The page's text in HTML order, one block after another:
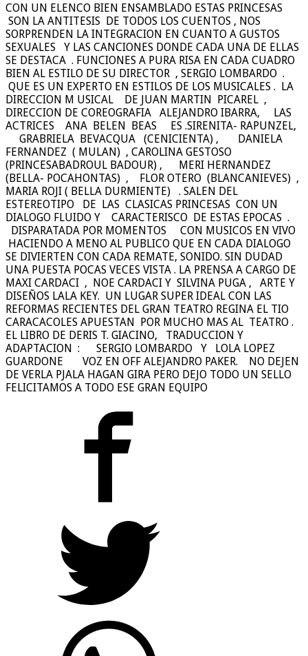
CON UN ELENCO BIEN ENSAMBLADO ESTAS PRINCESAS
SON LA ANTITESIS DE TODOS LOS CUENTOS , NOS
SORPRENDEN LA INTEGRACION EN CUANTO A GUSTOS
SEXUALES Y LAS CANCIONES DONDE CADA UNA DE ELLAS
SE DESTACA . FUNCIONES A PURA RISA EN CADA CUADRO
BIEN AL ESTILO DE SU DIRECTOR , SERGIO LOMBARDO .
QUE ES UN EXPERTO EN ESTILOS DE LOS MUSICALES . LA
DIRECCION M USICAL DE JUAN MARTIN PICAREL ,
DIRECCION DE COREOGRAFIA ALEJANDRO IBARRA, LAS
ACTRICES ANA BELEN BEAS ES .SIRENITA- RAPUNZEL,
GRABRIELA BEVACQUA (CENICIENTA) , DANIELA
FERNANDEZ ( MULAN) , CAROLINA GESTOSO
(PRINCESABADROUL BADOUR) , MERI HERNANDEZ
(BELLA- POCAHONTAS) , FLOR OTERO (BLANCANIEVES) ,
MARIA ROJI ( BELLA DURMIENTE) . SALEN DEL
ESTEREOTIPO DE LAS CLASICAS PRINCESAS CON UN
DIALOGO FLUIDO Y CARACTERISCO DE ESTAS EPOCAS .
DISPARATADA POR MOMENTOS CON MUSICOS EN VIVO
HACIENDO A MENO AL PUBLICO QUE EN CADA DIALOGO
SE DIVIERTEN CON CADA REMATE, SONIDO. SIN DUDAD
UNA PUESTA POCAS VECES VISTA . LA PRENSA A CARGO DE
MAXI CARDACI , NOE CARDACI Y SILVINA PUGA , ARTE Y
DISEÑOS LALA KEY. UN LUGAR SUPER IDEAL CON LAS
REFORMAS RECIENTES DEL GRAN TEATRO REGINA EL TIO
CARACACOLES APUESTAN POR MUCHO MAS AL TEATRO .
EL LIBRO DE DERIS T. GIACINO, TRADUCCION Y
ADAPTACION : SERGIO LOMBARDO Y LOLA LOPEZ
GUARDONE VOZ EN OFF ALEJANDRO PAKER. NO DEJEN
DE VERLA PJALA HAGAN GIRA PERO DEJO TODO UN SELLO
FELICITAMOS A TODO ESE GRAN EQUIPO